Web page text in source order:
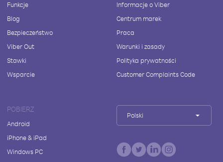
Funkcje
Blog
Bezpieczeństwo
Viber Out
Stawki
Wsparcie
Informacje o Viber
Centrum marek
Praca
Warunki i zasady
Polityka prywatności
Customer Complaints Code
POBIERZ
Android
iPhone & iPad
Windows PC
Polski